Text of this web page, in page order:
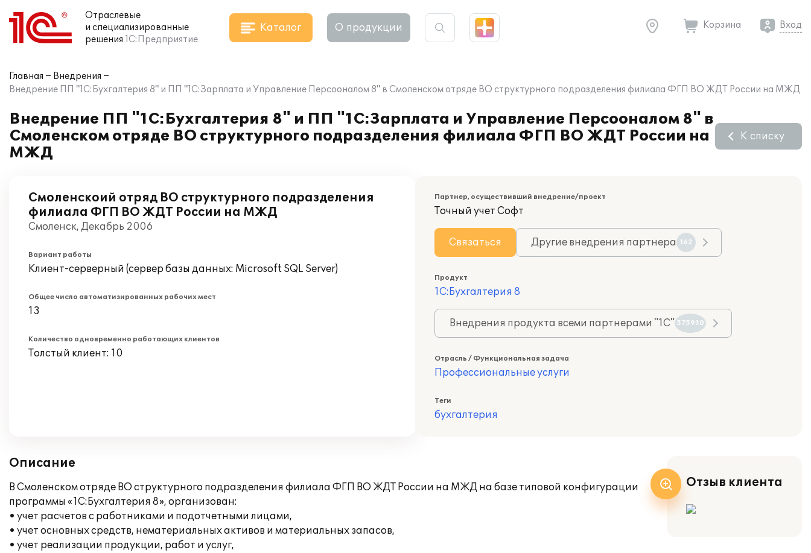
Отраслевые
и специализированные
решения 1С:Предприятие
Каталог О продукции Корзина Вход
Главная
Внедрения
Внедрение ПП "1С:Бухгалтерия 8" и ПП "1С:Зарплата и Управление Персооналом 8" в Смоленском отряде ВО структурного подразделения филиала ФГП ВО ЖДТ России на МЖД
Внедрение ПП "1С:Бухгалтерия 8" и ПП "1С:Зарплата и Управление Персооналом 8" в
Смоленском отряде ВО структурного подразделения филиала ФГП ВО ЖДТ России на
МЖД
К списку
Смоленскоий отряд ВО структурного подразделения
филиала ФГП ВО ЖДТ России на МЖД
Смоленск, Декабрь 2006
Вариант работы
Клиент-серверный (сервер базы данных: Microsoft SQL Server)
Общее число автоматизированных рабочих мест
13
Количество одновременно работающих клиентов
Толстый клиент: 10
Партнер, осуществивший внедрение/проект
Точный учет Софт
Связаться Другие внедрения партнера 162
Продукт
1С:Бухгалтерия 8
Внедрения продукта всеми партнерами "1С" 575930
Отрасль / Функциональная задача
Профессиональные услуги
Теги
бухгалтерия
Описание
В Смоленском отряде ВО структурного подразделения филиала ФГП ВО ЖДТ России на МЖД на базе типовой конфигурации
программы «1С:Бухгалтерия 8», организован:
• учет расчетов с работниками и подотчетными лицами,
• учет основных средств, нематериальных активов и материальных запасов,
• учет реализации продукции, работ и услуг,
Отзыв клиента